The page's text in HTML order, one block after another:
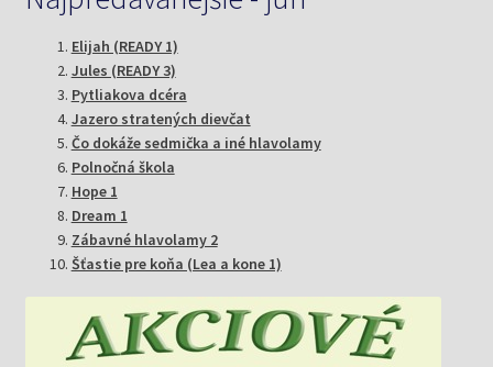
Elijah (READY 1)
Jules (READY 3)
Pytliakova dcéra
Jazero stratených dievčat
Čo dokáže sedmička a iné hlavolamy
Polnočná škola
Hope 1
Dream 1
Zábavné hlavolamy 2
Šťastie pre koňa (Lea a kone 1)